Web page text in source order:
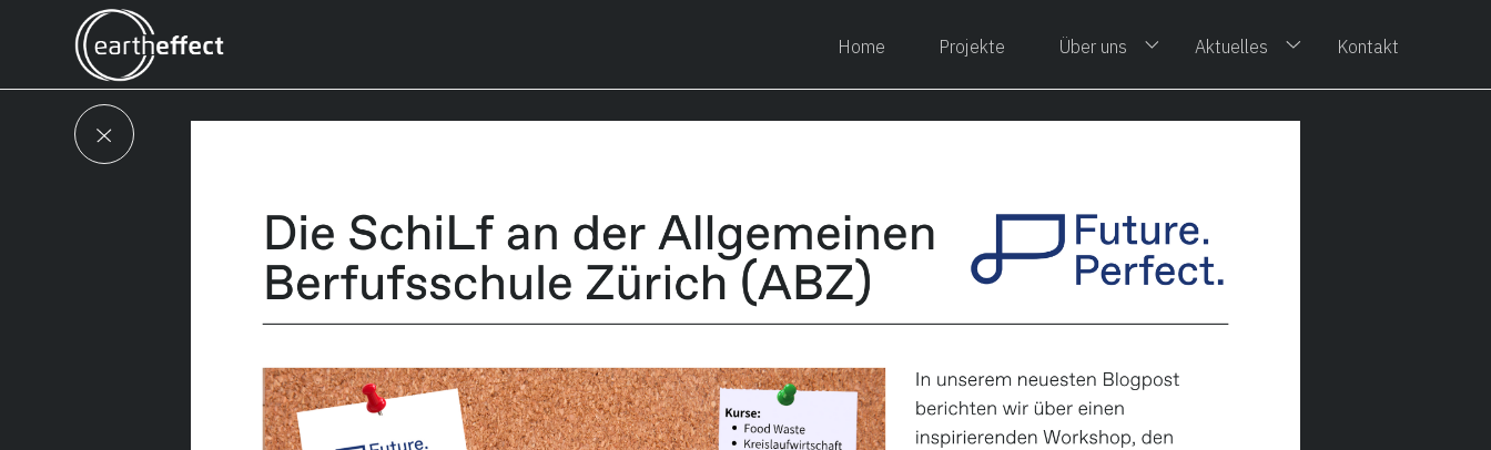
Home Projekte Über uns Aktuelles Kontakt